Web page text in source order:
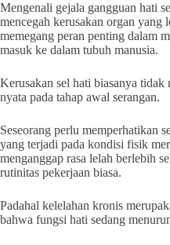
Mengenali gejala gangguan hati
mencegah kerusakan organ yang
memegang peran penting dalam
masuk ke dalam tubuh manusia.
Kerusakan sel hati biasanya tidak
nyata pada tahap awal serangan.
Seseorang perlu memperhatikan
yang terjadi pada kondisi fisik
menganggap rasa lelah berlebih
rutinitas pekerjaan biasa.
Padahal kelelahan kronis
bahwa fungsi hati sedang